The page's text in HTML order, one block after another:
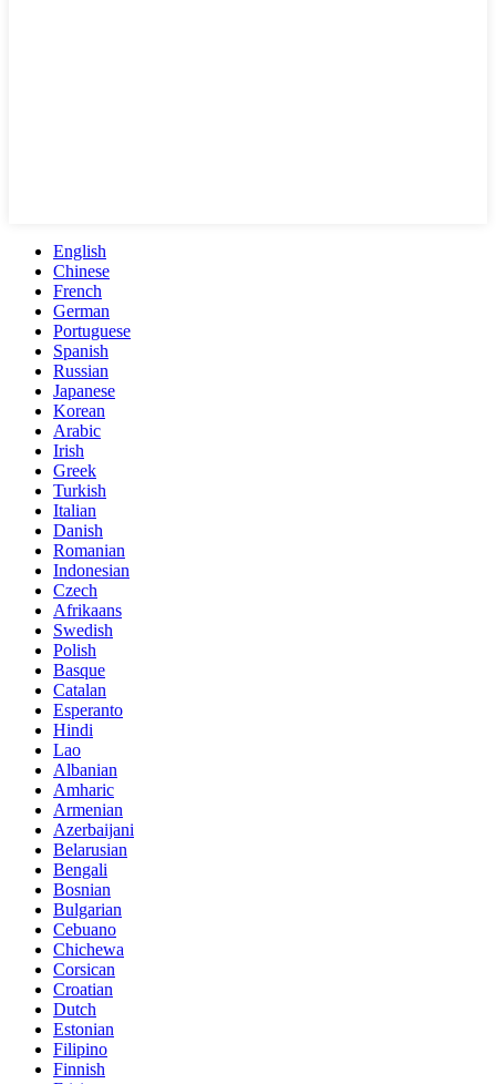
English
Chinese
French
German
Portuguese
Spanish
Russian
Japanese
Korean
Arabic
Irish
Greek
Turkish
Italian
Danish
Romanian
Indonesian
Czech
Afrikaans
Swedish
Polish
Basque
Catalan
Esperanto
Hindi
Lao
Albanian
Amharic
Armenian
Azerbaijani
Belarusian
Bengali
Bosnian
Bulgarian
Cebuano
Chichewa
Corsican
Croatian
Dutch
Estonian
Filipino
Finnish